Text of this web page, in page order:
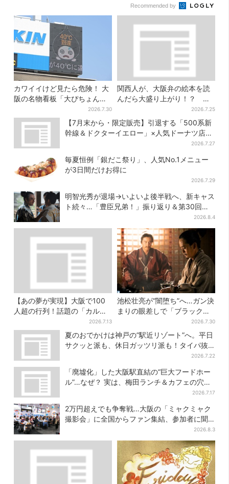
Recommended by
カワイイけど見たら危険！ 大
阪の名物看板「大ぴちょんく
ん」に異変、青→真っ黒に…
2026.7.30
関西人が、大阪弁の絵本を読
んだら大盛り上がり！？ 書
店員が語る、“関西弁”絵本が
人気を集めるワケとは
2026.7.25
【7月末から・限定販売】引退する「500系新
幹線＆ドクターイエロー」×人気ドーナツ店が
2026.7.27
毎夏恒例「銀だこ祭り」、人気No.1メニュー
が3日間だけお得に
2026.7.29
明智光秀が退場→いよいよ後半戦へ、新キャス
ト続々…「豊臣兄弟！」振り返り＆第30回あ
2026.8.4
【あの夢が実現】大阪で100
人超の行列！話題の「カルピ
スじゃぐち」本格始動、2030
年までに1000台へ
2026.7.13
池松壮亮が“闇堕ち”へ…ガン決
まりの眼差しで「ブラック秀
吉がログイン」【豊臣兄弟】
2026.7.30
夏のおでかけは神戸の”駅近リゾート”へ。平日
サクッと派も、休日ガッツリ派も！タイパ抜
2026.7.22
「廃墟化」した大阪駅直結の“巨大フードホー
ル”…なぜ？ 実は、梅田ランチ＆カフェの穴場
2026.7.17
2万円超えでも争奪戦…大阪の「ミャクミャク
撮影会」に全国からファン集結、参加者に聞
2026.8.3